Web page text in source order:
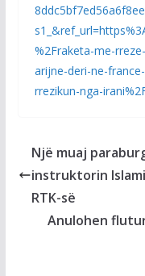
%2Fraketa-me-
arijne-deri-ne-
rrezikun-nga-
Një muaj
instruktorin
RTK-së
Anulohen